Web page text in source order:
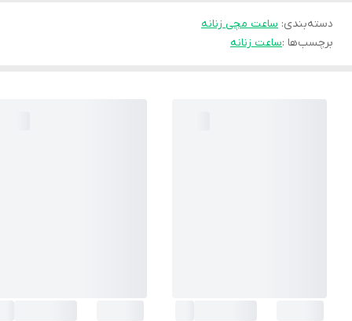
دسته‌بندی: ساعت مچی زنانه
برچسب‌ها :ساعت زنانه